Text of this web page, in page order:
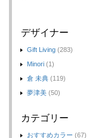
デザイナー
Gift Living (283)
Minori (1)
倉 未典 (119)
夢津美 (50)
カテゴリー
おすすめカラー (67)